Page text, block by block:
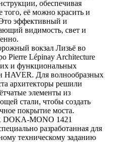
обеспечивая
того, её можно красить и
эффективный и
видимость, свет и
вокзал Лизьё во
Pierre Lépinay Architecture
и функциональных
HAVER. Для волнообразных
архитекторы решили
элементы из
стали, чтобы создать
покрытие моста.
DOKA-MONO 1421
разработанная для
техническому заданию